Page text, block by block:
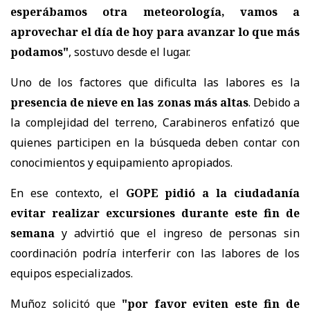
esperábamos otra meteorología, vamos a
aprovechar el día de hoy para avanzar lo que más
podamos", sostuvo desde el lugar.
Uno de los factores que dificulta las labores es la
presencia de nieve en las zonas más altas. Debido a
la complejidad del terreno, Carabineros enfatizó que
quienes participen en la búsqueda deben contar con
conocimientos y equipamiento apropiados.
En ese contexto, el GOPE pidió a la ciudadanía
evitar realizar excursiones durante este fin de
semana y advirtió que el ingreso de personas sin
coordinación podría interferir con las labores de los
equipos especializados.
Muñoz solicitó que "por favor eviten este fin de